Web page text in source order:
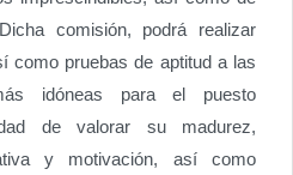
comisión, podrá realizar
como pruebas de aptitud a las
idóneas para el puesto
de valorar su madurez,
y motivación, así como